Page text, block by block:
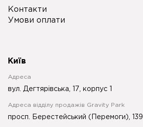
Контакти
Умови оплати
Київ
Адреса
вул. Дегтярівська, 17, корпус 1
Адреса відділу продажів Gravity Park
просп. Берестейський (Перемоги), 139